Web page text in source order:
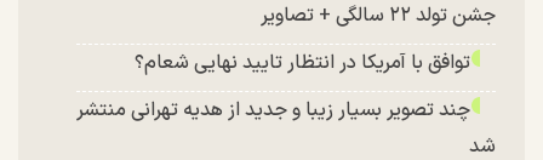
جشن تولد ۲۲ سالگی + تصاویر
توافق با آمریکا در انتظار تایید نهایی شعام؟
چند تصویر بسیار زیبا و جدید از هدیه تهرانی منتشر
شد